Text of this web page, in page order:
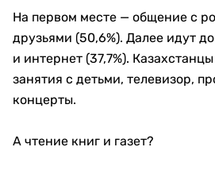
На первом месте — общение с
друзьями (50,6%). Далее идут
и интернет (37,7%).
занятия с детьми, телевизор,
концерты.
А чтение книг и газет?